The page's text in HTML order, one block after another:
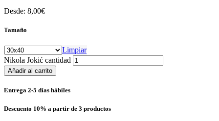
Desde: 8,00€
Tamaño
Limpiar
Nikola Jokić cantidad
Añadir al carrito
Entrega 2-5 días hábiles
Descuento 10% a partir de 3 productos